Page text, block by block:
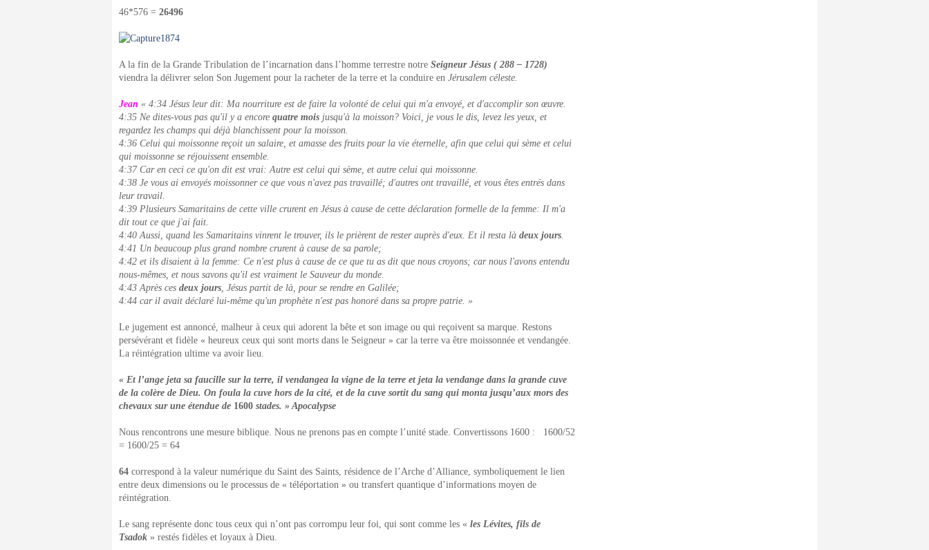
46*576 = 26496
A la fin de la Grande Tribulation de l’incarnation dans l’homme terrestre notre Seigneur Jésus ( 288 – 1728)
viendra la délivrer selon Son Jugement pour la racheter de la terre et la conduire en Jérusalem céleste.
Jean « 4:34 Jésus leur dit: Ma nourriture est de faire la volonté de celui qui m'a envoyé, et d'accomplir son œuvre.
4:35 Ne dites-vous pas qu'il y a encore quatre mois jusqu'à la moisson? Voici, je vous le dis, levez les yeux, et
regardez les champs qui déjà blanchissent pour la moisson.
4:36 Celui qui moissonne reçoit un salaire, et amasse des fruits pour la vie éternelle, afin que celui qui sème et celui
qui moissonne se réjouissent ensemble.
4:37 Car en ceci ce qu'on dit est vrai: Autre est celui qui sème, et autre celui qui moissonne.
4:38 Je vous ai envoyés moissonner ce que vous n'avez pas travaillé; d'autres ont travaillé, et vous êtes entrés dans
leur travail.
4:39 Plusieurs Samaritains de cette ville crurent en Jésus à cause de cette déclaration formelle de la femme: Il m'a
dit tout ce que j'ai fait.
4:40 Aussi, quand les Samaritains vinrent le trouver, ils le prièrent de rester auprès d'eux. Et il resta là deux jours.
4:41 Un beaucoup plus grand nombre crurent à cause de sa parole;
4:42 et ils disaient à la femme: Ce n'est plus à cause de ce que tu as dit que nous croyons; car nous l'avons entendu
nous-mêmes, et nous savons qu'il est vraiment le Sauveur du monde.
4:43 Après ces deux jours, Jésus partit de là, pour se rendre en Galilée;
4:44 car il avait déclaré lui-même qu'un prophète n'est pas honoré dans sa propre patrie. »
Le jugement est annoncé, malheur à ceux qui adorent la bête et son image ou qui reçoivent sa marque. Restons
persévérant et fidèle « heureux ceux qui sont morts dans le Seigneur » car la terre va être moissonnée et vendangée.
La réintégration ultime va avoir lieu.
« Et l’ange jeta sa faucille sur la terre, il vendangea la vigne de la terre et jeta la vendange dans la grande cuve
de la colère de Dieu. On foula la cuve hors de la cité, et de la cuve sortit du sang qui monta jusqu’aux mors des
chevaux sur une étendue de 1600 stades. » Apocalypse
Nous rencontrons une mesure biblique. Nous ne prenons pas en compte l’unité stade. Convertissons 1600 : 1600/52
= 1600/25 = 64
64 correspond à la valeur numérique du Saint des Saints, résidence de l’Arche d’Alliance, symboliquement le lien
entre deux dimensions ou le processus de « téléportation » ou transfert quantique d’informations moyen de
réintégration.
Le sang représente donc tous ceux qui n’ont pas corrompu leur foi, qui sont comme les « les Lévites, fils de
Tsadok » restés fidèles et loyaux à Dieu.